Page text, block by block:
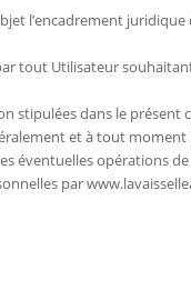
l’encadrement
tout Utilisateur
stipulées dans le
et à tout
éventuelles opérations
par